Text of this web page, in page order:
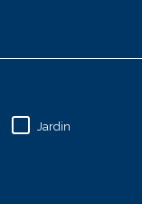
Jardin